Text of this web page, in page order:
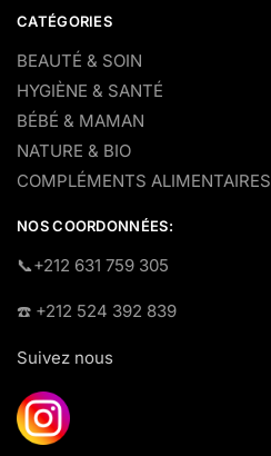
CATÉGORIES
BEAUTÉ & SOIN
HYGIÈNE & SANTÉ
BÉBÉ & MAMAN
NATURE & BIO
COMPLÉMENTS ALIMENTAIRES
NOS COORDONNÉES:
​📞+212 631 759 305
☎️​ +212 524 392 839
Suivez nous